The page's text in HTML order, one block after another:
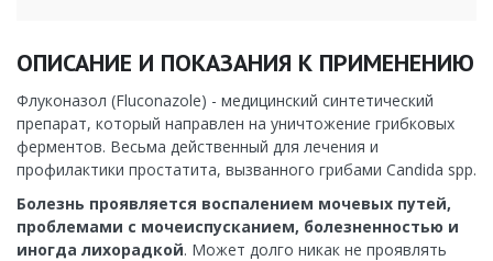
ОПИСАНИЕ И ПОКАЗАНИЯ К ПРИМЕНЕНИЮ
Флуконазол (Fluconazole) - медицинский синтетический
препарат, который направлен на уничтожение грибковых
ферментов. Весьма действенный для лечения и
профилактики простатита, вызванного грибами Candida spp.
Болезнь проявляется воспалением мочевых путей,
проблемами с мочеиспусканием, болезненностью и
иногда лихорадкой. Может долго никак не проявлять